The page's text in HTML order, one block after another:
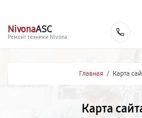
NivonaASC
Ремонт техники Nivona
Главная / Карта
Карта